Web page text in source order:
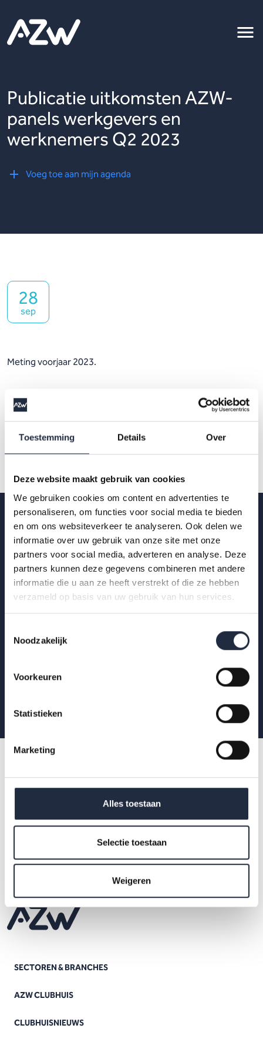
Toestemming Details Over
Deze website maakt gebruik van cookies
We gebruiken cookies om content en advertenties te
personaliseren, om functies voor social media te bieden
en om ons websiteverkeer te analyseren. Ook delen we
informatie over uw gebruik van onze site met onze
partners voor social media, adverteren en analyse. Deze
partners kunnen deze gegevens combineren met andere
informatie die u aan ze heeft verstrekt of die ze hebben
verzameld op basis van uw gebruik van hun services.
Noodzakelijk
Voorkeuren
Statistieken
Marketing
Alles toestaan
Selectie toestaan
Weigeren
Publicatie uitkomsten AZW-
panels werkgevers en
werknemers Q2 2023
Voeg toe aan mijn agenda
28
sep
Meting voorjaar 2023.
Op de hoogte blijven?
Krijg als eerste de nieuwste publicaties,
uitnodigingen voor AZW-Clubhuisbijeenkomsten
en meer verdieping van actuele data binnen zorg
Aanmelden
SECTOREN & BRANCHES
AZW CLUBHUIS
CLUBHUISNIEUWS